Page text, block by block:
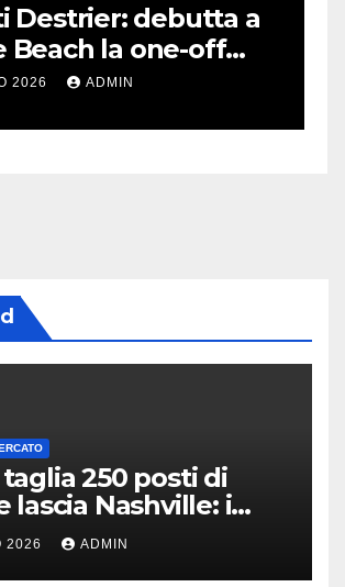
Destrier: debutta a
Beach la one-off
dalla Bolide
2026 ADMIN
250 posti di
lascia Nashville: i
scelta
2026 ADMIN